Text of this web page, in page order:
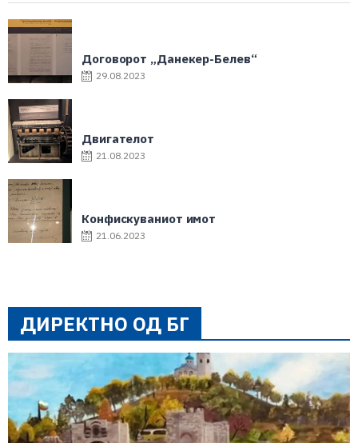
Договорот „Данекер-Белев“
29.08.2023
Двигателот
21.08.2023
Конфискуваниот имот
21.06.2023
ДИРЕКТНО ОД БГ